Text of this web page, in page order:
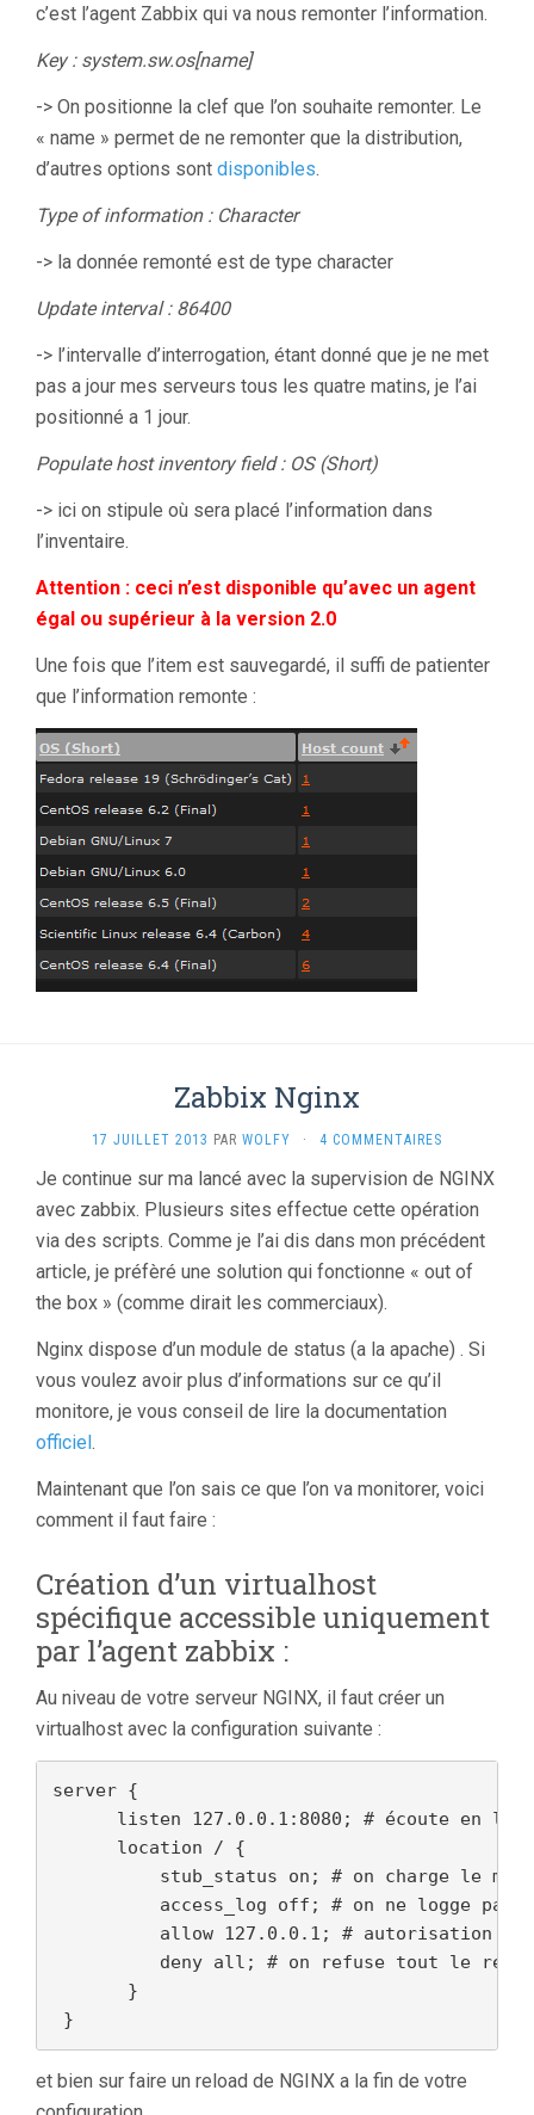
c’est l’agent Zabbix qui va nous remonter l’information.
Key : system.sw.os[name]
-> On positionne la clef que l’on souhaite remonter. Le
« name » permet de ne remonter que la distribution,
d’autres options sont disponibles.
Type of information : Character
-> la donnée remonté est de type character
Update interval : 86400
-> l’intervalle d’interrogation, étant donné que je ne met
pas a jour mes serveurs tous les quatre matins, je l’ai
positionné a 1 jour.
Populate host inventory field : OS (Short)
-> ici on stipule où sera placé l’information dans
l’inventaire.
Attention : ceci n’est disponible qu’avec un agent
égal ou supérieur à la version 2.0
Une fois que l’item est sauvegardé, il suffi de patienter
que l’information remonte :
Zabbix Nginx
17 JUILLET 2013 PAR WOLFY · 4 COMMENTAIRES
Je continue sur ma lancé avec la supervision de NGINX
avec zabbix. Plusieurs sites effectue cette opération
via des scripts. Comme je l’ai dis dans mon précédent
article, je préfèré une solution qui fonctionne « out of
the box » (comme dirait les commerciaux).
Nginx dispose d’un module de status (a la apache) . Si
vous voulez avoir plus d’informations sur ce qu’il
monitore, je vous conseil de lire la documentation
officiel.
Maintenant que l’on sais ce que l’on va monitorer, voici
comment il faut faire :
Création d’un virtualhost
spécifique accessible uniquement
par l’agent zabbix :
Au niveau de votre serveur NGINX, il faut créer un
virtualhost avec la configuration suivante :
server {
listen 127.0.0.1:8080; # écoute en
      location / {
stub_status on; # on charge le
access_log off; # on ne logge pas
allow 127.0.0.1; # autorisation
          deny all; # on refuse tout le reste
       }
}
et bien sur faire un reload de NGINX a la fin de votre